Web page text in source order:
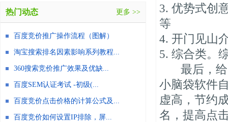
3. 优势式创
等
4. 开门见山
5. 综合类。
最后，给
小脑袋软件
虚高，节约
名，提高点
热门动态 更多 >>
百度竞价推广操作流程（图解）
淘宝搜索排名因素影响系列教程...
360搜索竞价推广效果及优缺...
百度SEM认证考试 -初级(...
百度竞价点击价格的计算公式及...
百度竞价如何设置IP排除，屏...